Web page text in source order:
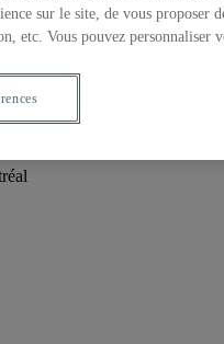
au terrain
sur le site, de vous proposer
etc. Vous pouvez personnaliser